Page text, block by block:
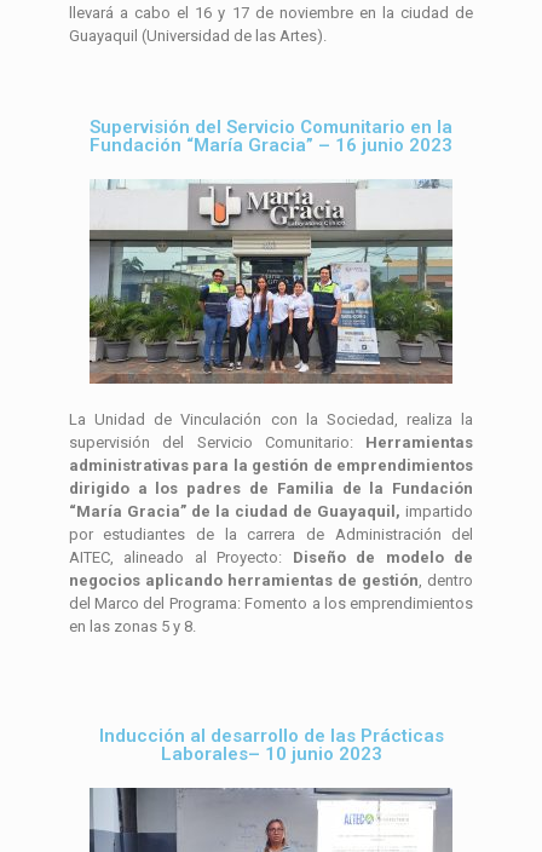
llevará a cabo el 16 y 17 de noviembre en la ciudad de
Guayaquil (Universidad de las Artes).
Supervisión del Servicio Comunitario en la
Fundación “María Gracia” – 16 junio 2023
La Unidad de Vinculación con la Sociedad, realiza la
supervisión del Servicio Comunitario: Herramientas
administrativas para la gestión de emprendimientos
dirigido a los padres de Familia de la Fundación
“María Gracia” de la ciudad de Guayaquil, impartido
por estudiantes de la carrera de Administración del
AITEC, alineado al Proyecto: Diseño de modelo de
negocios aplicando herramientas de gestión, dentro
del Marco del Programa: Fomento a los emprendimientos
en las zonas 5 y 8.
Inducción al desarrollo de las Prácticas
Laborales– 10 junio 2023